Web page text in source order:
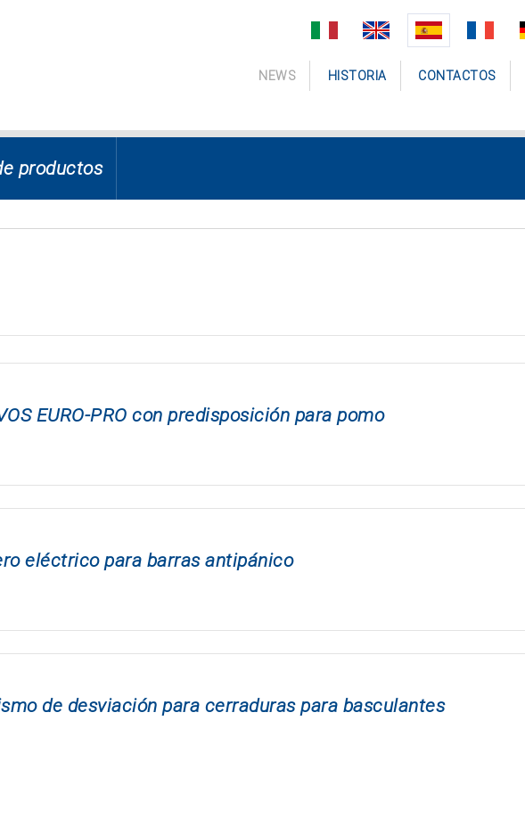
NEWS HISTORIA CONTACTOS
productos
EURO-PRO con predisposición para pomo
eléctrico para barras antipánico
de desviación para cerraduras para basculantes